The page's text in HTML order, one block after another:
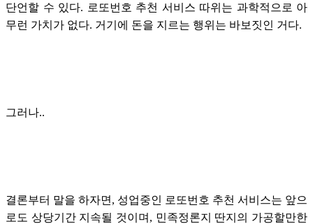
단언할 수 있다. 로또번호 추천 서비스 따위는 과학적으로 아
무런 가치가 없다. 거기에 돈을 지르는 행위는 바보짓인 거다.
그러나..
결론부터 말을 하자면, 성업중인 로또번호 추천 서비스는 앞으
로도 상당기간 지속될 것이며, 민족정론지 딴지의 가공할만한